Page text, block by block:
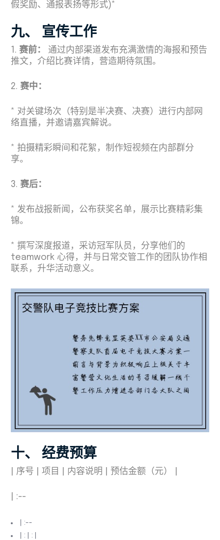
假奖励、通报表扬等形式)*
九、 宣传工作
1. 赛前：
通过内部渠道发布充满激情的海报和预告
推文，介绍比赛详情，营造期待氛围。
2. 赛中：
* 对关键场次（特别是半决赛、决赛）进行内部网
络直播，并邀请嘉宾解说。
* 拍摄精彩瞬间和花絮，制作短视频在内部群分
享。
3. 赛后：
* 发布战报新闻，公布获奖名单，展示比赛精彩集
锦。
* 撰写深度报道，采访冠军队员，分享他们的
teamwork 心得，并与日常交管工作的团队协作相
联系，升华活动意义。
十、 经费预算
| 序号 | 项目 | 内容说明 | 预估金额（元） |
| :--
| :--
| : | : |